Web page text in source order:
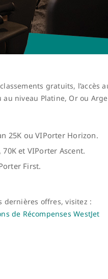
gratuits, l’accès
au niveau Platine, Or ou
25K ou VIPorter Horizon.
et VIPorter Ascent.
First.
dernières offres, visitez :
de Récompenses WestJet